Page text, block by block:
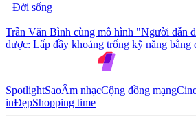
Đời sống
Trần Văn Bình cùng mô hình "Người dẫn
dược: Lấp đầy khoảng trống kỹ năng bằng
SpotlightSaoÂm nhạcCộng đồng mạng
inĐẹpShopping time